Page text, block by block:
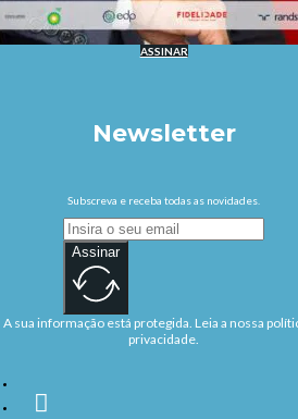
ASSINAR
Newsletter
Subscreva e receba todas as novidades.
Assinar
A sua informação está protegida. Leia a nossa
privacidade.